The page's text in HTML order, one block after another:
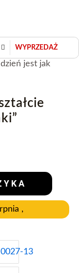
WYPRZEDAŻ
jest jak
,